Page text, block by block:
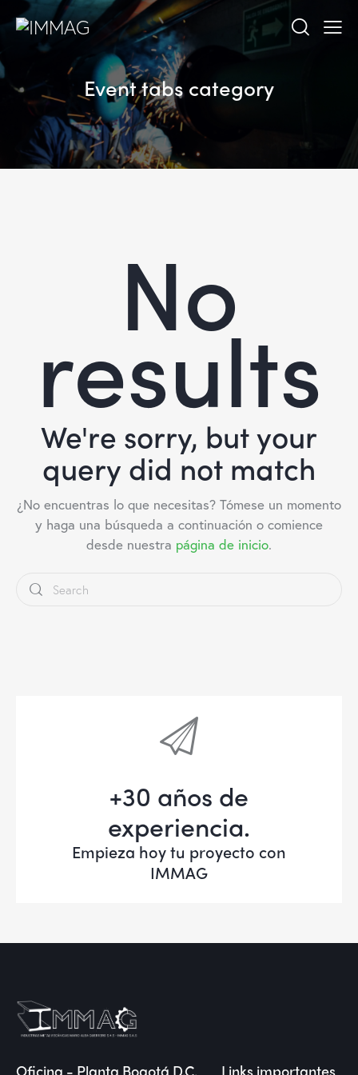
Event tabs category
No
results
We're sorry, but your
query did not match
¿No encuentras lo que necesitas? Tómese un momento
y haga una búsqueda a continuación o comience
desde nuestra página de inicio.
+30 años de
experiencia.
Empieza hoy tu proyecto con
IMMAG
Oficina - Planta Bogotá D.C. Links importantes